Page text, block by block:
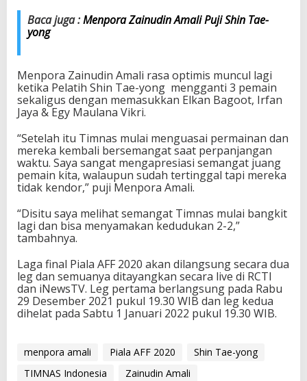
a
l
A
F
0
2
0
Baca juga :Menpora Zainudin Amali Puji Shin Tae-
yong
Menpora Zainudin Amali rasa optimis muncul lagi
ketika Pelatih Shin Tae-yong mengganti 3 pemain
sekaligus dengan memasukkan Elkan Bagoot, Irfan
Jaya & Egy Maulana Vikri.
“Setelah itu Timnas mulai menguasai permainan dan
mereka kembali bersemangat saat perpanjangan
waktu. Saya sangat mengapresiasi semangat juang
pemain kita, walaupun sudah tertinggal tapi mereka
tidak kendor,” puji Menpora Amali.
“Disitu saya melihat semangat Timnas mulai bangkit
lagi dan bisa menyamakan kedudukan 2-2,”
tambahnya.
Laga final Piala AFF 2020 akan dilangsung secara dua
leg dan semuanya ditayangkan secara live di RCTI
dan iNewsTV. Leg pertama berlangsung pada Rabu
29 Desember 2021 pukul 19.30 WIB dan leg kedua
dihelat pada Sabtu 1 Januari 2022 pukul 19.30 WIB.
menpora amali Piala AFF 2020
Shin Tae-yong
TIMNAS Indonesia
Zainudin Amali